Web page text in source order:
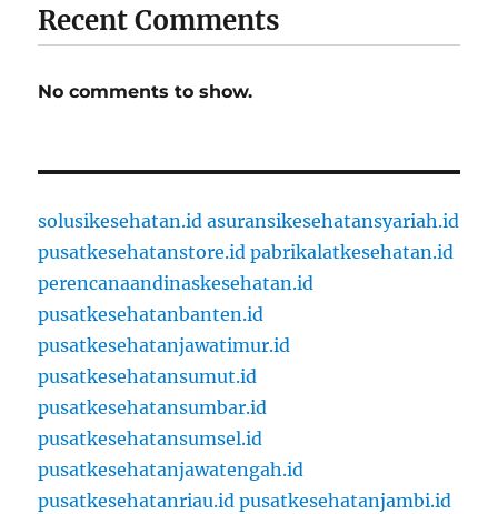
Recent Comments
No comments to show.
solusikesehatan.id asuransikesehatansyariah.id
pusatkesehatanstore.id pabrikalatkesehatan.id
perencanaandinaskesehatan.id
pusatkesehatanbanten.id
pusatkesehatanjawatimur.id
pusatkesehatansumut.id
pusatkesehatansumbar.id
pusatkesehatansumsel.id
pusatkesehatanjawatengah.id
pusatkesehatanriau.id pusatkesehatanjambi.id